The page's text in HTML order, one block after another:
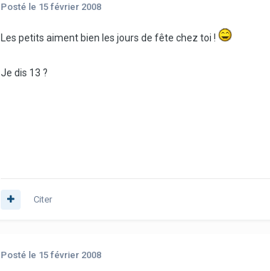
Posté le 15 février 2008
Les petits aiment bien les jours de fête chez toi !
Je dis 13 ?
Citer
Posté le 15 février 2008